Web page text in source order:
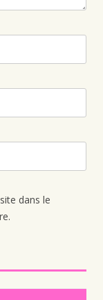
dans le